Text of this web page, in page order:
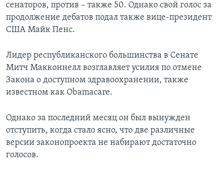
сенаторов, против – также 50. Однако свой голос за
продолжение дебатов подал также вице-президент
США Майк Пенс.
Лидер республиканского большинства в Сенате
Митч Макконнелл возглавляет усилия по отмене
Закона о доступном здравоохранении, также
известном как Obamacare.
Однако за последний месяц он был вынужден
отступить, когда стало ясно, что две различные
версии законопроекта не набирают достаточно
голосов.